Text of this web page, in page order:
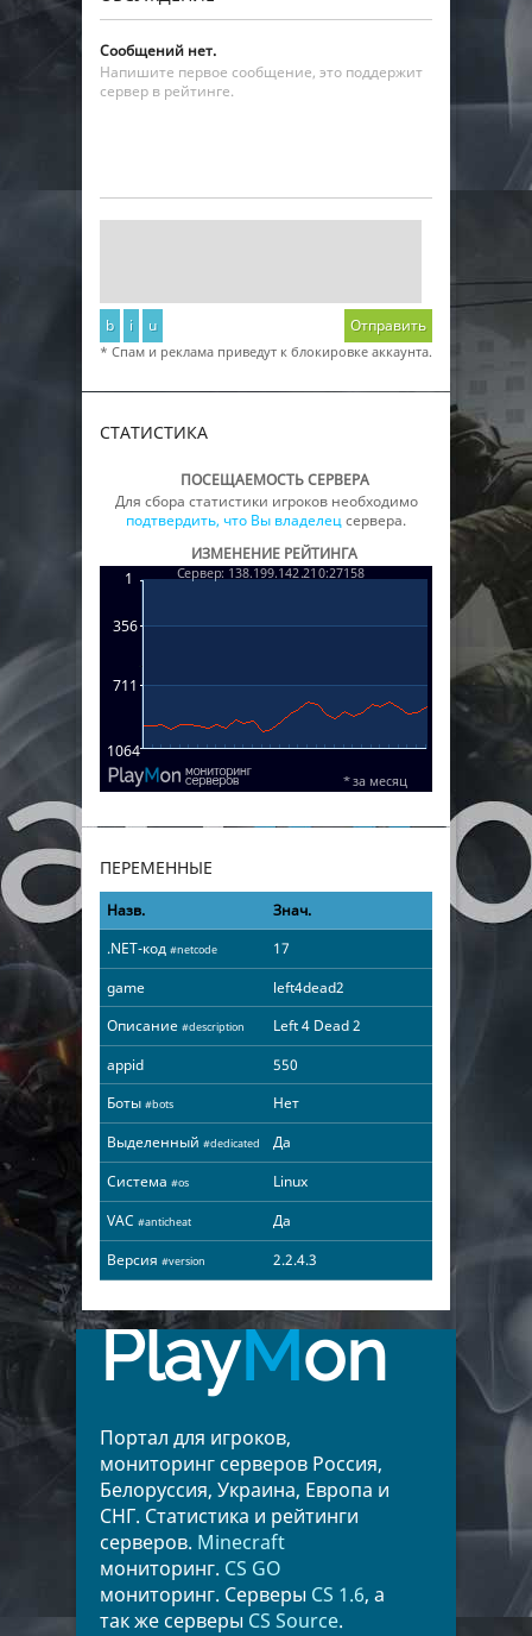
Сообщений нет.
Напишите первое сообщение, это поддержит
сервер в рейтинге.
b i u Отправить
* Спам и реклама приведут к блокировке аккаунта.
СТАТИСТИКА
ПОСЕЩАЕМОСТЬ СЕРВЕРА
Для сбора статистики игроков необходимо
подтвердить, что Вы владелецсервера.
ИЗМЕНЕНИЕ РЕЙТИНГА
ПЕРЕМЕННЫЕ
Назв.
Знач.
.NET-код #netcode
17
game
left4dead2
Описание #description
Left 4 Dead 2
appid
550
Боты #bots
Нет
Выделенный #dedicated
Да
Система #os
Linux
VAC #anticheat
Да
Версия #version 2.2.4.3
PlayMon
Портал для игроков,
мониторинг серверов Россия,
Белоруссия, Украина, Европа и
СНГ. Статистика и рейтинги
серверов. Minecraft
мониторинг. CS GO
мониторинг. Серверы CS 1.6, а
так же серверы CS Source.